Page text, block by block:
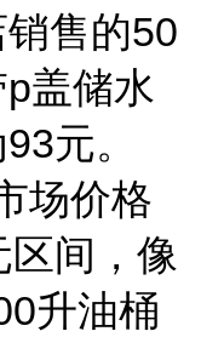
售的50
p盖储水
93元。
场价格
区间，像
升油桶